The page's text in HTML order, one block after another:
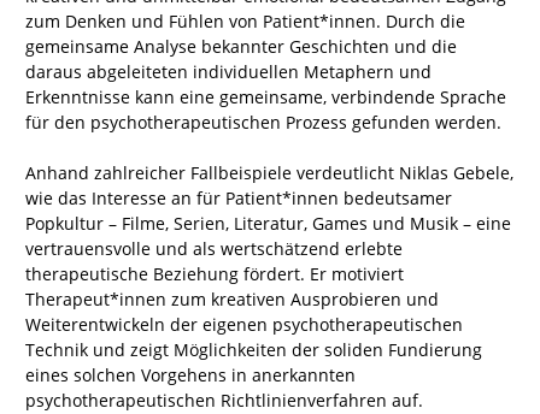
zum Denken und Fühlen von Patient*innen. Durch die
gemeinsame Analyse bekannter Geschichten und die
daraus abgeleiteten individuellen Metaphern und
Erkenntnisse kann eine gemeinsame, verbindende Sprache
für den psychotherapeutischen Prozess gefunden werden.
Anhand zahlreicher Fallbeispiele verdeutlicht Niklas Gebele,
wie das Interesse an für Patient*innen bedeutsamer
Popkultur – Filme, Serien, Literatur, Games und Musik – eine
vertrauensvolle und als wertschätzend erlebte
therapeutische Beziehung fördert. Er motiviert
Therapeut*innen zum kreativen Ausprobieren und
Weiterentwickeln der eigenen psychotherapeutischen
Technik und zeigt Möglichkeiten der soliden Fundierung
eines solchen Vorgehens in anerkannten
psychotherapeutischen Richtlinienverfahren auf.